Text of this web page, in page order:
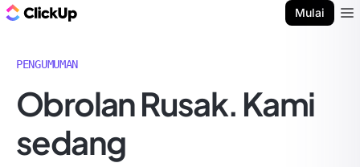
Mulai
PENGUMUMAN
Obrolan Rusak. Kami
sedang